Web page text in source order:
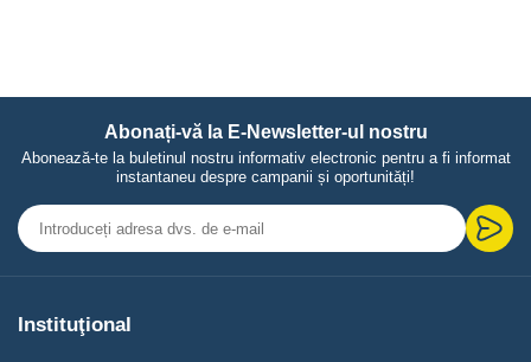
Abonați-vă la E-Newsletter-ul nostru
Abonează-te la buletinul nostru informativ electronic pentru a fi informat
instantaneu despre campanii și oportunități!
Instituţional